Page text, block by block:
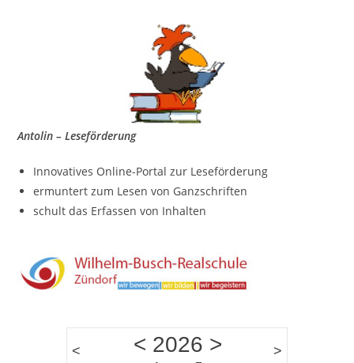
Antolin – Leseförderung
Innovatives Online-Portal zur Leseförderung
ermuntert zum Lesen von Ganzschriften
schult das Erfassen von Inhalten
< < 2026 > >